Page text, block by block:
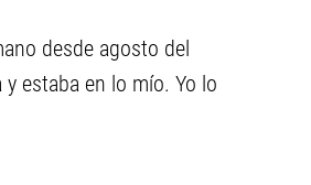
desde agosto del
estaba en lo mío. Yo lo